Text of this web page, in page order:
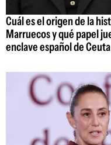
Cuál es el origen de la
Marruecos y qué papel
enclave español de Ceuta